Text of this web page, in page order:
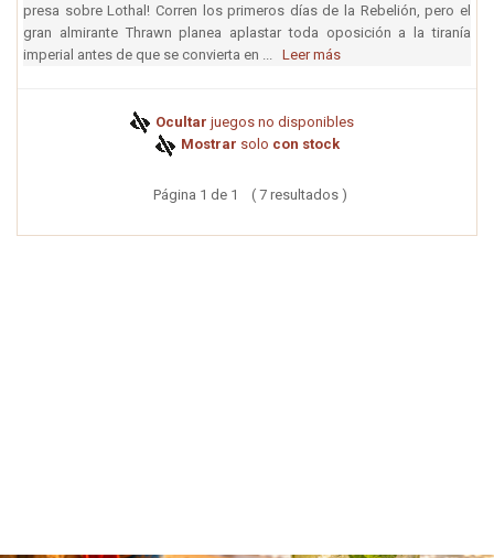
presa sobre Lothal! Corren los primeros días de la Rebelión, pero el
gran almirante Thrawn planea aplastar toda oposición a la tiranía
imperial antes de que se convierta en ... Leer más
Ocultar juegos no disponibles
Mostrar solo con stock
Página 1 de 1 ( 7 resultados )